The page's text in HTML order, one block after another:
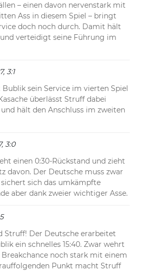
– einen davon nervenstark mit
Ass in diesem Spiel – bringt
doch noch durch. Damit hält
verteidigt seine Führung im
3:1
sein Service im vierten Spiel
überlässt Struff dabei
hält den Anschluss im zweiten
3:0
einen 0:30-Rückstand und zieht
davon. Der Deutsche muss zwar
sich das umkämpfte
aber dank zweier wichtiger Asse.
Struff! Der Deutsche erarbeitet
ein schnelles 15:40. Zwar wehrt
Breakchance noch stark mit einem
Punkt macht Struff